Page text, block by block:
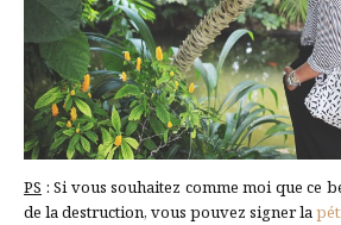
PS : Si vous souhaitez comme moi que ce
de la destruction, vous pouvez signer la